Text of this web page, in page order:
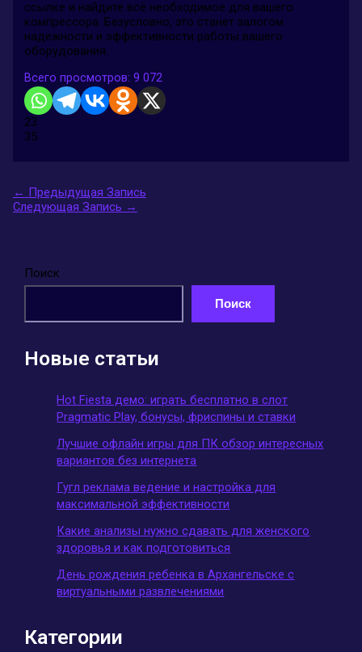
ссылке и найдите всё необходимое для вашего
компрессора. Безусловно, это станет залогом
надежности и эффективности работы вашего
оборудования.
Всего просмотров: 9 072
23
35
← Предыдущая Запись
Следующая Запись →
Поиск
Поиск
Новые статьи
Hot Fiesta демо: играть бесплатно в слот
Pragmatic Play, бонусы, фриспины и ставки
Лучшие офлайн игры для ПК обзор интересных
вариантов без интернета
Гугл реклама ведение и настройка для
максимальной эффективности
Какие анализы нужно сдавать для женского
здоровья и как подготовиться
День рождения ребенка в Архангельске с
виртуальными развлечениями
Категории